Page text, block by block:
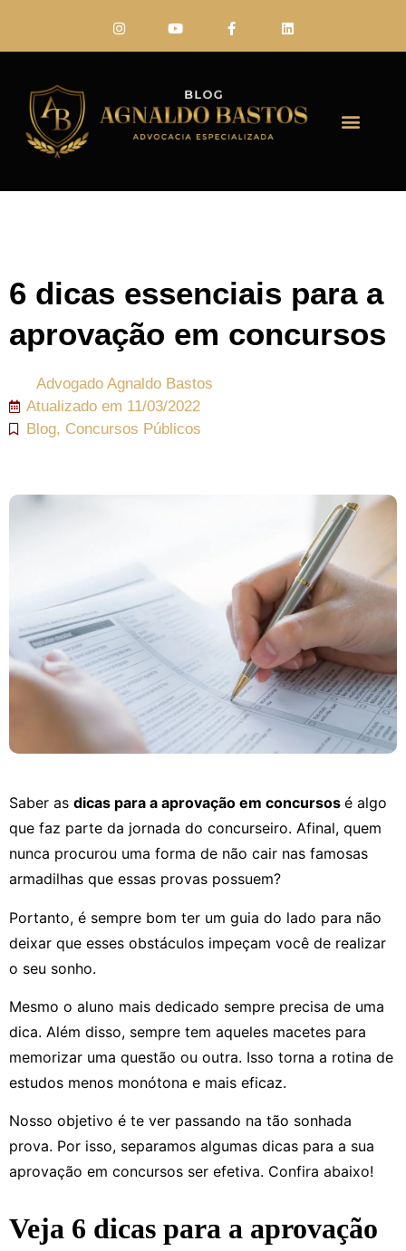
6 dicas essenciais para a
aprovação em concursos
Advogado Agnaldo Bastos
Atualizado em 11/03/2022
Blog, Concursos Públicos
Saber as dicas para a aprovação em concursos é algo
que faz parte da jornada do concurseiro. Afinal, quem
nunca procurou uma forma de não cair nas famosas
armadilhas que essas provas possuem?
Portanto, é sempre bom ter um guia do lado para não
deixar que esses obstáculos impeçam você de realizar
o seu sonho.
Mesmo o aluno mais dedicado sempre precisa de uma
dica. Além disso, sempre tem aqueles macetes para
memorizar uma questão ou outra. Isso torna a rotina de
estudos menos monótona e mais eficaz.
Nosso objetivo é te ver passando na tão sonhada
prova. Por isso, separamos algumas dicas para a sua
aprovação em concursos ser efetiva. Confira abaixo!
Veja 6 dicas para a aprovação